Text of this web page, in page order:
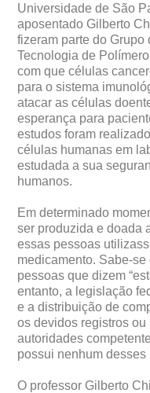
Universidade de São
aposentado Gilberto
fizeram parte do
Tecnologia de
com que células
para o sistema
atacar as células
esperança para
estudos foram
células humanas em
estudada a sua
humanos.
Em determinado
ser produzida e doada
essas pessoas
medicamento. Sabe-
pessoas que dizem
entanto, a legislação
e a distribuição de
os devidos registros
autoridades
possui nenhum desses
O professor Gilberto